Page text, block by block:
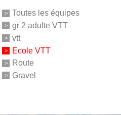
Toutes les équipes
gr 2 adulte VTT
vtt
Ecole VTT
Route
Gravel